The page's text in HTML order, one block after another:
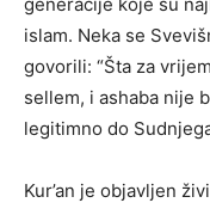
islam. Neka se
govorili: “Šta za
sellem, i ashaba nije
legitimno do
Kur’an je objavljen